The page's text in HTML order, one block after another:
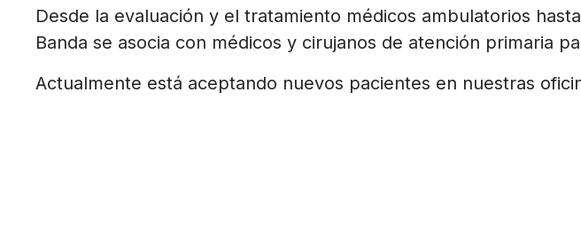
Desde la evaluación y el tratamiento médicos ambulatorios
Banda se asocia con médicos y cirujanos de atención primaria
Actualmente está aceptando nuevos pacientes en nuestras